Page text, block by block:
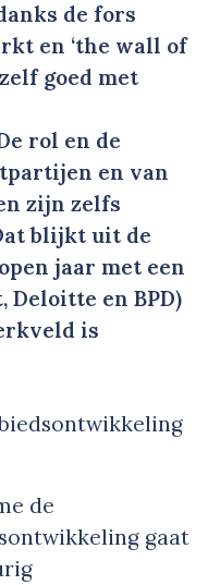
de fors
en ‘the wall of
goed met
rol en de
en van
zijn zelfs
blijkt uit de
jaar met een
en BPD)
is
de
gaat